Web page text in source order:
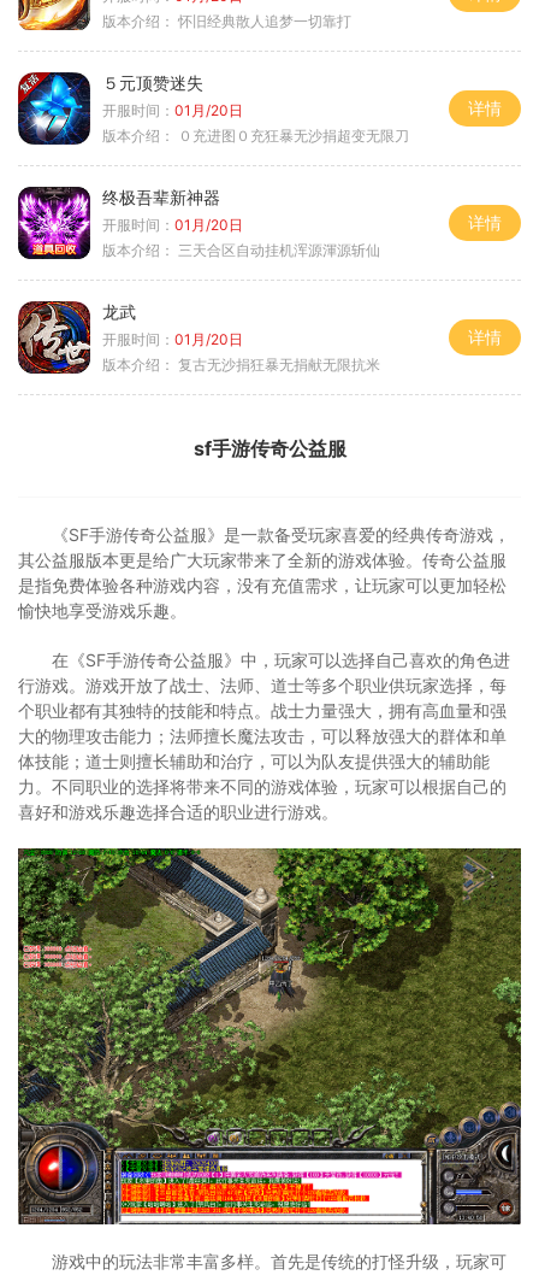
版本介绍： 怀旧经典散人追梦一切靠打
５元顶赞迷失
开服时间： 01月/20日
版本介绍：
０充进图０充狂暴无沙捐超变无限刀
详情
终极吾辈新神器
开服时间： 01月/20日
版本介绍： 三天合区自动挂机浑源渾源斩仙
详情
龙武
开服时间： 01月/20日
版本介绍： 复古无沙捐狂暴无捐献无限抗米
详情
sf手游传奇公益服
《SF手游传奇公益服》是一款备受玩家喜爱的经典传奇游戏，
其公益服版本更是给广大玩家带来了全新的游戏体验。传奇公益服
是指免费体验各种游戏内容，没有充值需求，让玩家可以更加轻松
愉快地享受游戏乐趣。
在《SF手游传奇公益服》中，玩家可以选择自己喜欢的角色进
行游戏。游戏开放了战士、法师、道士等多个职业供玩家选择，每
个职业都有其独特的技能和特点。战士力量强大，拥有高血量和强
大的物理攻击能力；法师擅长魔法攻击，可以释放强大的群体和单
体技能；道士则擅长辅助和治疗，可以为队友提供强大的辅助能
力。不同职业的选择将带来不同的游戏体验，玩家可以根据自己的
喜好和游戏乐趣选择合适的职业进行游戏。
游戏中的玩法非常丰富多样。首先是传统的打怪升级，玩家可